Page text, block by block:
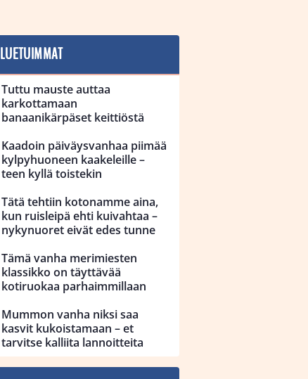
LUETUIMMAT
Tuttu mauste auttaa
karkottamaan
banaanikärpäset keittiöstä
Kaadoin päiväysvanhaa piimää
kylpyhuoneen kaakeleille –
teen kyllä toistekin
Tätä tehtiin kotonamme aina,
kun ruisleipä ehti kuivahtaa –
nykynuoret eivät edes tunne
Tämä vanha merimiesten
klassikko on täyttävää
kotiruokaa parhaimmillaan
Mummon vanha niksi saa
kasvit kukoistamaan – et
tarvitse kalliita lannoitteita